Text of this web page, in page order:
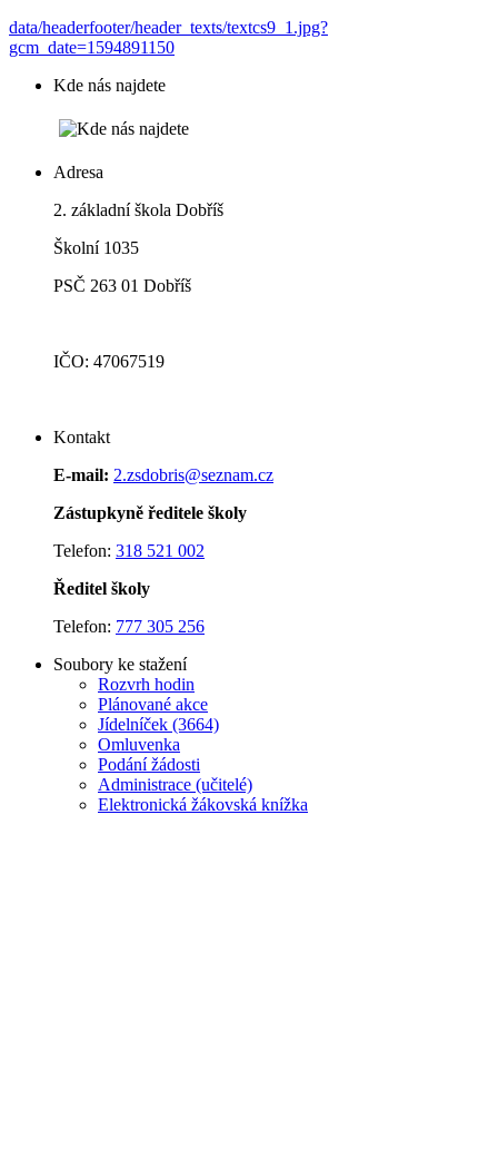
data/headerfooter/header_texts/textcs9_1.jpg?
gcm_date=1594891150
Kde nás najdete
Adresa
2. základní škola Dobříš
Školní 1035
PSČ 263 01 Dobříš
IČO: 47067519
Kontakt
E-mail: 2.zsdobris@seznam.cz
Zástupkyně ředitele školy
Telefon: 318 521 002
Ředitel školy
Telefon: 777 305 256
Soubory ke stažení
Rozvrh hodin
Plánované akce
Jídelníček (3664)
Omluvenka
Podání žádosti
Administrace (učitelé)
Elektronická žákovská knížka